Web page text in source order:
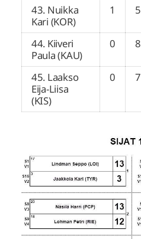
43. Nuikka
Kari (KOR)
1 5
44. Kiiveri
Paula (KAU)
0 8
45. Laakso
Eija-Liisa
(KIS)
0 7